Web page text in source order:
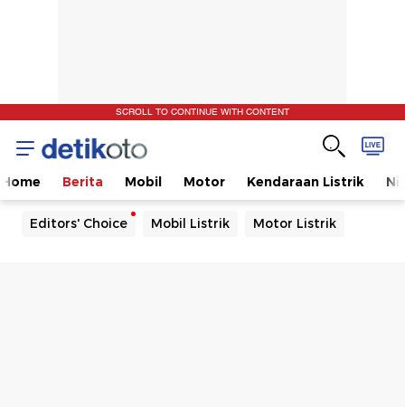
SCROLL TO CONTINUE WITH CONTENT
Home Berita Mobil Motor Kendaraan Listrik
Editors' Choice Mobil Listrik Motor Listrik